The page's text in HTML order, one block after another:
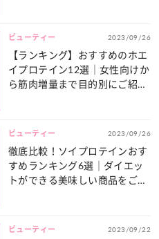
ビューティー 2023/09/26
【ランキング】おすすめのホエ
イプロテイン12選｜女性向けか
ら筋肉増量まで目的別にご紹
ビューティー 2023/09/26
徹底比較！ソイプロテインおす
すめランキング6選｜ダイエッ
トができる美味しい商品をご紹
ビューティー 2023/09/22